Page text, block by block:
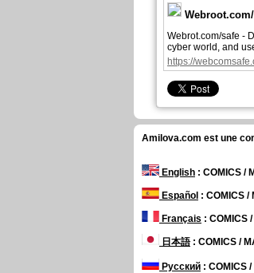
Webrot.com/safe -
cyber world, and
https://
Amilova.com est une
English : COMICS /
Español : COMICS /
Français : COMICS
日本語: COMICS /
Русский : COMICS